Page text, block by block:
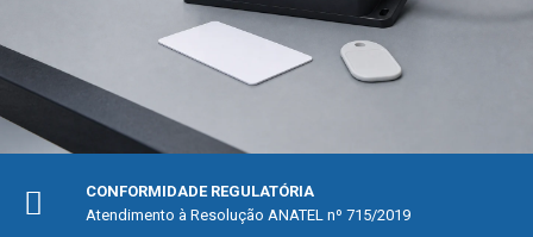
CONFORMIDADE REGULATÓRIA
Atendimento à Resolução ANATEL nº 715/2019